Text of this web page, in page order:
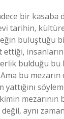
bir kasaba
tarihin,
buluştuğu
ettiği,
bulduğu
bu
aynı